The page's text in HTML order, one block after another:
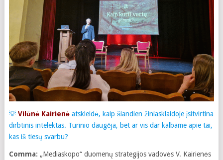
💡 Vilūnė Kairienėatskleidė, kaip šiandien žiniasklaidoje įsitvirtina
dirbtinis intelektas. Turinio daugėja, bet ar vis dar kalbame apie tai,
kas iš tiesų svarbu?
Comma: „Mediaskopo“ duomenų strategijos vadovės V. Kairienės